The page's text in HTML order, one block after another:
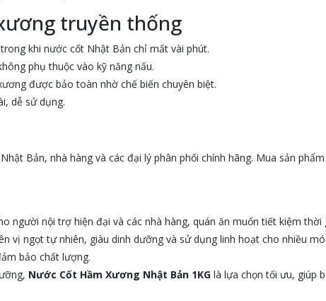
truyền thống
khi nước cốt Nhật Bản chỉ mất vài phút.
phụ thuộc vào kỹ năng nấu.
được bảo toàn nhờ chế biến chuyên biệt.
dễ sử dụng.
Bản, nhà hàng và các đại lý phân phối chính hãng. Mua sản
người nội trợ hiện đại và các nhà hàng, quán ăn muốn tiết kiệm thời
vị ngọt tự nhiên, giàu dinh dưỡng và sử dụng linh hoạt cho nhiều
bảo chất lượng.
Nước Cốt Hầm Xương Nhật Bản 1KGlà lựa chọn tối ưu, giúp